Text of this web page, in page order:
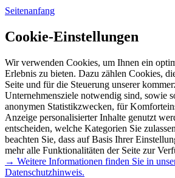
Seitenanfang
Cookie-Einstellungen
Wir verwenden Cookies, um Ihnen ein
Erlebnis zu bieten. Dazu zählen Cookies,
Seite und für die Steuerung unserer
Unternehmensziele notwendig sind, sowie
anonymen Statistikzwecken, für
Anzeige personalisierter Inhalte genutzt
entscheiden, welche Kategorien Sie
beachten Sie, dass auf Basis Ihrer
mehr alle Funktionalitäten der Seite zur
→ Weitere Informationen finden Sie in
Datenschutzhinweis.